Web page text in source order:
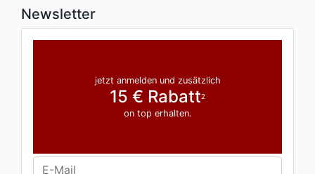
Newsletter
jetzt anmelden und zusätzlich
15 € Rabatt2
on top erhalten.